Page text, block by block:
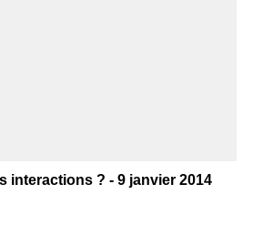
interactions ? - 9 janvier 2014